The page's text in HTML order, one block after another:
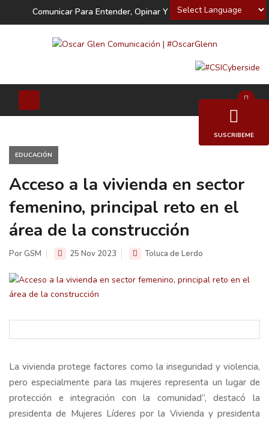
Powered by
Comunicar Para Entender, Opinar Y Decidir
EDUCACIÓN
Acceso a la vivienda en sector
femenino, principal reto en el
área de la construcción
Por GSM 25 Nov 2023 Toluca de Lerdo
La vivienda protege factores como la inseguridad y violencia,
pero especialmente para las mujeres representa un lugar de
protección e integración con la comunidad”, destacó la
presidenta de Mujeres Líderes por la Vivienda y presidenta
SUSCRIBEME